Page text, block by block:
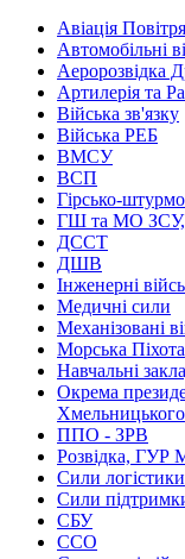
Авіація
Автомобільні
Аеророзвідка
Артилерія та
Війська зв'язку
Війська РЕБ
ВМСУ
ВСП
Гірсько-
ГШ та МО ЗСУ,
ДССТ
ДШВ
Інженерні
Медичні сили
Механізовані
Морська Піхота
Навчальні
Окрема
Хмельницького
ППО - ЗРВ
Розвідка, ГУР
Сили логістики
Сили
СБУ
ССО